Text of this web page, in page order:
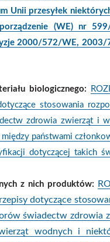
Unii przesyłek
(WE) nr
2000/572/WE,
biologicznego:
stosowania
zdrowia zwierząt i
państwami
dotyczącej takich
z nich produktów:
dotyczące
świadectw
wodnych i